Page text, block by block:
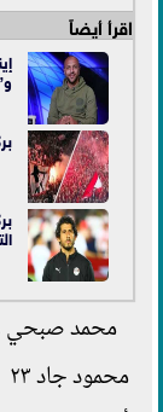
اقرأ أيضاً
محمد صبحي ١٦
محمود جاد ٢٣